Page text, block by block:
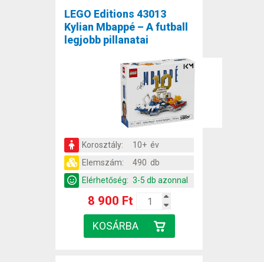
LEGO Editions 43013
Kylian Mbappé – A futball
legjobb pillanatai
Korosztály:
10+ év
Elemszám:
490 db
Elérhetőség: 3-5 db azonnal
8 900 Ft